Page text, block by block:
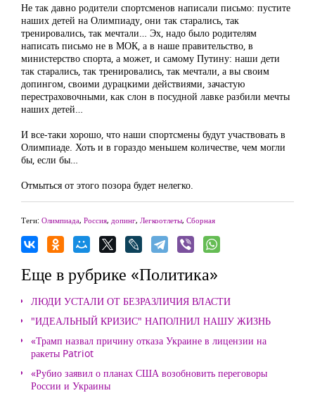
Не так давно родители спортсменов написали письмо: пустите
наших детей на Олимпиаду, они так старались, так
тренировались, так мечтали… Эх, надо было родителям
написать письмо не в МОК, а в наше правительство, в
министерство спорта, а может, и самому Путину: наши дети
так старались, так тренировались, так мечтали, а вы своим
допингом, своими дурацкими действиями, зачастую
перестраховочными, как слон в посудной лавке разбили мечты
наших детей…
И все-таки хорошо, что наши спортсмены будут участвовать в
Олимпиаде. Хоть и в гораздо меньшем количестве, чем могли
бы, если бы…
Отмыться от этого позора будет нелегко.
Теги: Олимпиада, Россия, допинг, Легкоотлеты, Сборная
Еще в рубрике «Политика»
ЛЮДИ УСТАЛИ ОТ БЕЗРАЗЛИЧИЯ ВЛАСТИ
"ИДЕАЛЬНЫЙ КРИЗИС" НАПОЛНИЛ НАШУ ЖИЗНЬ
«Трамп назвал причину отказа Украине в лицензии на
ракеты Patriot
«Рубио заявил о планах США возобновить переговоры
России и Украины